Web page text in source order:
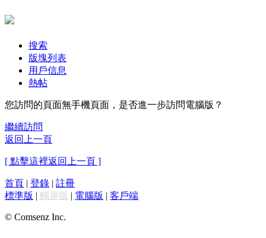
搜索
版塊列表
用戶信息
熱帖
您訪問的頁面無手機頁面，是否進一步訪問電腦版？
繼續訪問
返回上一頁
[ 點擊這裡返回上一頁 ]
首頁 | 登錄 | 註冊
標準版 | 觸屏版 | 電腦版 | 客戶端
© Comsenz Inc.